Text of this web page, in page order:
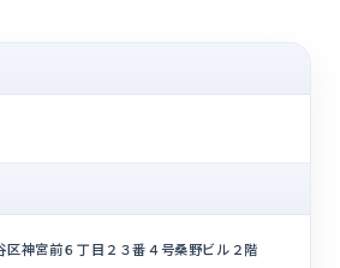
区神宮前６丁目２３番４号桑野ビル２階